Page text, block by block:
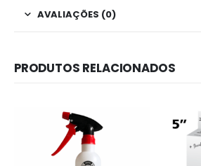
AVALIAÇÕES (0)
PRODUTOS RELACIONADOS